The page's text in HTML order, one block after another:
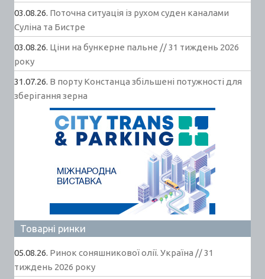
03.08.26. Поточна ситуація із рухом суден каналами
Суліна та Бистре
03.08.26. Ціни на бункерне пальне // 31 тиждень 2026
року
31.07.26. В порту Констанца збільшені потужності для
зберігання зерна
Товарні ринки
05.08.26. Ринок соняшникової олії. Україна // 31
тиждень 2026 року